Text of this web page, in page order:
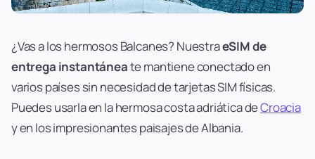
¿Vas a los hermosos Balcanes? NuestraeSIM de
entrega instantáneate mantiene conectado en
varios países sin necesidad de tarjetas SIM físicas.
Puedes usarla en la hermosa costa adriática deCroacia
y en los impresionantes paisajes de Albania.